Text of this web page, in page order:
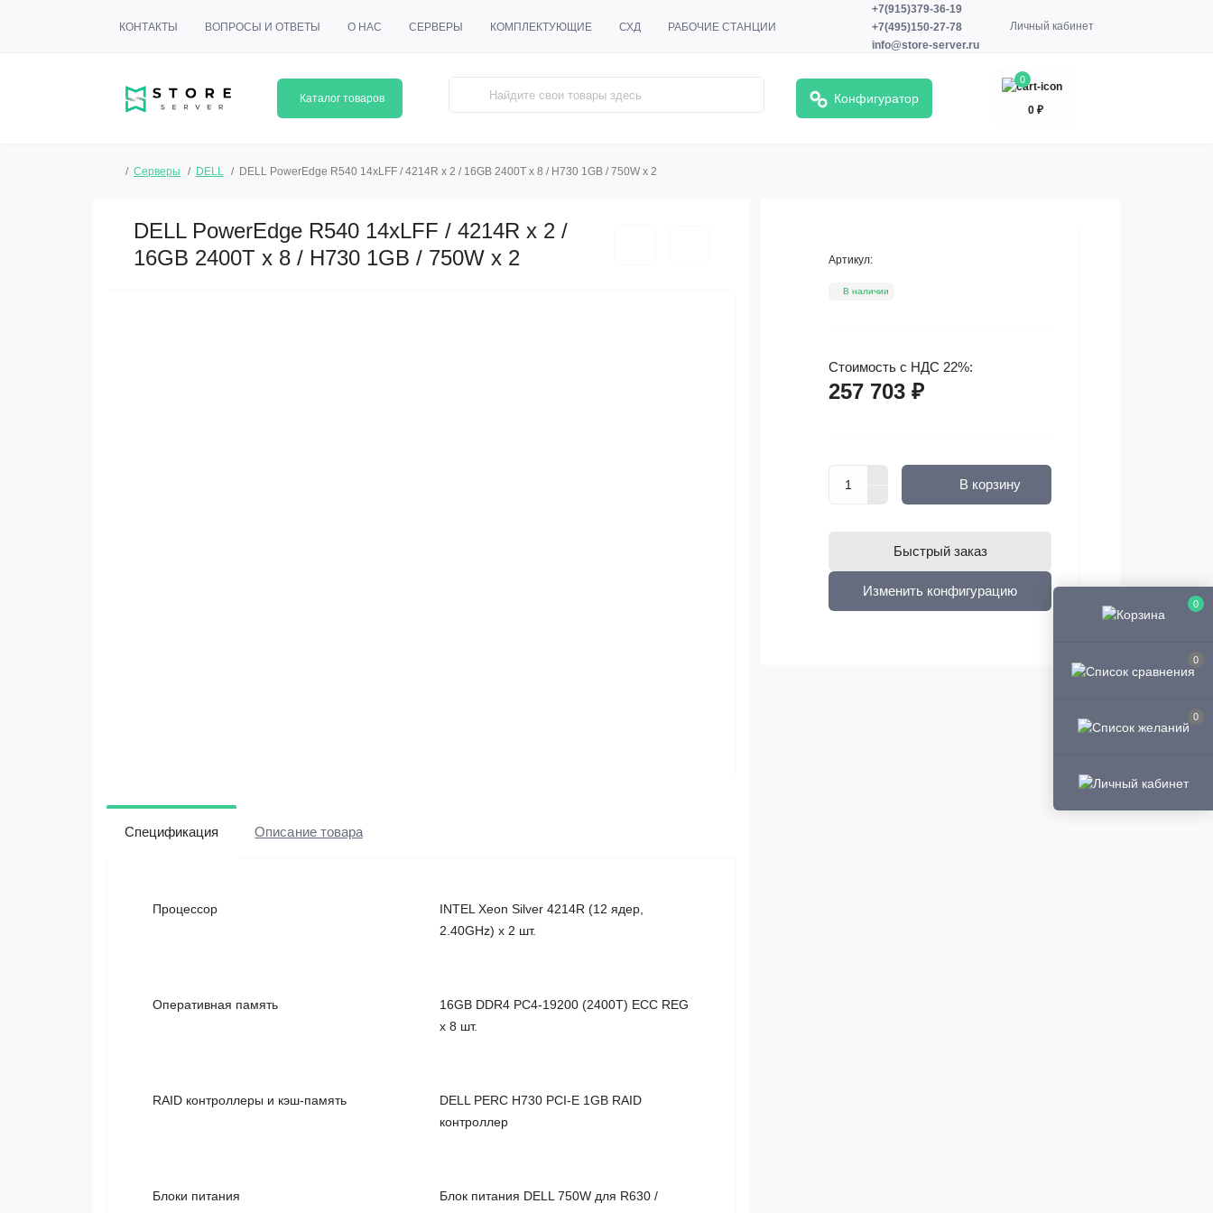
0
0
0
КОНТАКТЫ ВОПРОСЫ И ОТВЕТЫ О НАС СЕРВЕРЫ КОМПЛЕКТУЮЩИЕ СХД РАБОЧИЕ СТАНЦИИ
+7(915)379-36-19
+7(495)150-27-78
info@store-server.ru
Личный кабинет
Каталог товаров Конфигуратор
0
0 ₽
Серверы DELL DELL PowerEdge R540 14xLFF / 4214R x 2 / 16GB 2400T x 8 / H730 1GB / 750W x 2
DELL PowerEdge R540 14xLFF / 4214R x 2 /
16GB 2400T x 8 / H730 1GB / 750W x 2
Спецификация Описание товара
Процессор
INTEL Xeon Silver 4214R (12 ядер,
2.40GHz) x 2 шт.
Оперативная память
16GB DDR4 PC4-19200 (2400T) ECC REG
x 8 шт.
RAID контроллеры и кэш-память
DELL PERC H730 PCI-E 1GB RAID
контроллер
Блоки питания
Блок питания DELL 750W для R630 /
Артикул:
В наличии
Стоимость с НДС 22%:
257 703 ₽
В корзину
Быстрый заказ
Изменить конфигурацию